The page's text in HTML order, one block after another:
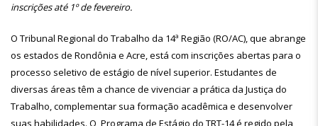
inscrições até 1º de fevereiro.
O Tribunal Regional do Trabalho da 14ª Região (RO/AC), que abrange
os estados de Rondônia e Acre, está com inscrições abertas para o
processo seletivo de estágio de nível superior. Estudantes de
diversas áreas têm a chance de vivenciar a prática da Justiça do
Trabalho, complementar sua formação acadêmica e desenvolver
suas habilidades. O Programa de Estágio do TRT-14 é regido pela